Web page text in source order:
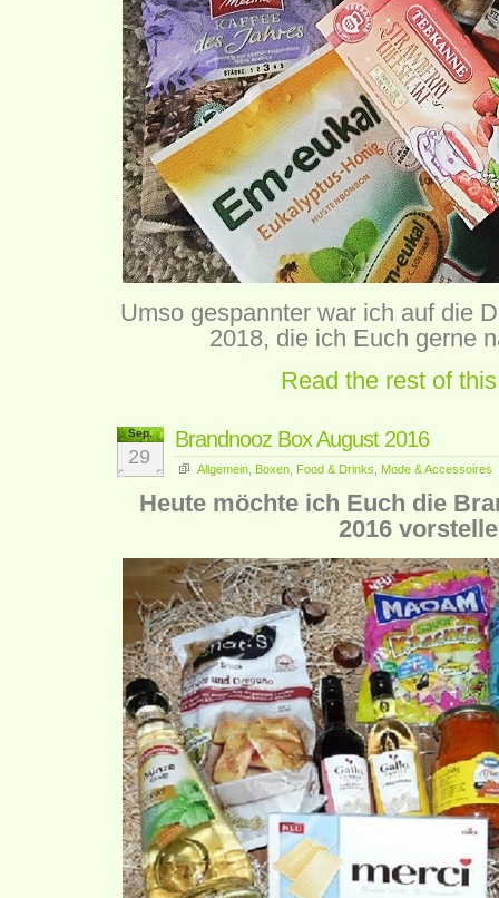
Umso gespannter war ich auf die
2018, die ich Euch gerne
Read the rest of
Sep.
29
Brandnooz Box August 2016
Allgemein Boxen Food & Drinks Mode & Accessoires
Heute möchte ich Euch die
2016